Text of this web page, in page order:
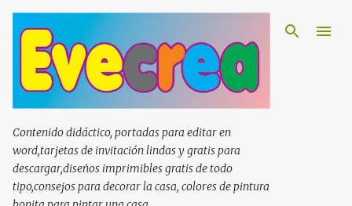
Contenido didáctico, portadas para editar en
word,tarjetas de invitación lindas y gratis para
descargar,diseños imprimibles gratis de todo
tipo,consejos para decorar la casa, colores de pintura